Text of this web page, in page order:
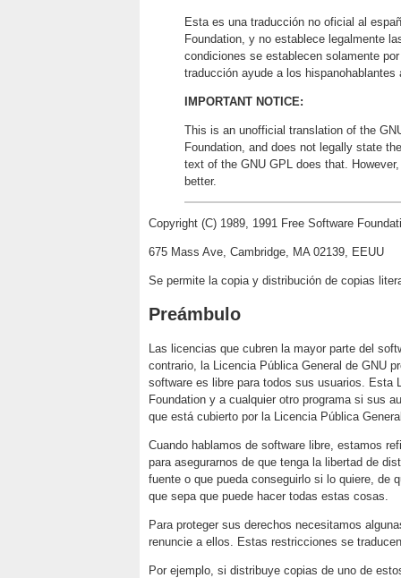
Esta es una traducción no oficial al
Foundation, y no establece legalmente
condiciones se establecen solamente
traducción ayude a los
IMPORTANT NOTICE:
This is an unofficial translation of the
Foundation, and does not legally state
text of the GNU GPL does that.
better.
Copyright (C) 1989, 1991 Free Software
675 Mass Ave, Cambridge, MA 02139, EEUU
Se permite la copia y distribución de copias
Preámbulo
Las licencias que cubren la mayor parte del
contrario, la Licencia Pública General de GNU
software es libre para todos sus usuarios. Esta
Foundation y a cualquier otro programa si sus
que está cubierto por la Licencia Pública
Cuando hablamos de software libre, estamos
para asegurarnos de que tenga la libertad de
fuente o que pueda conseguirlo si lo quiere, de
que sepa que puede hacer todas estas cosas.
Para proteger sus derechos necesitamos
renuncie a ellos. Estas restricciones se
Por ejemplo, si distribuye copias de uno de